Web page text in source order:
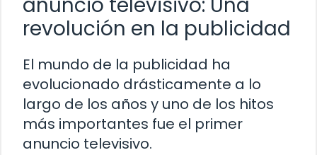
revolución en la publicidad
El mundo de la publicidad ha
evolucionado drásticamente a lo
largo de los años y uno de los hitos
más importantes fue el primer
anuncio televisivo.